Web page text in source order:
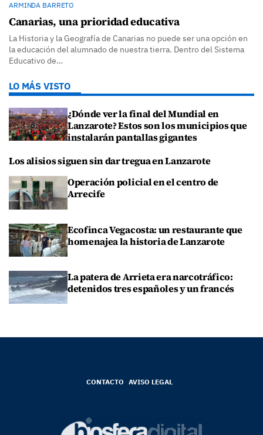
ARMINDA BARRETO
Canarias, una prioridad educativa
La Historia y la Geografía de Canarias no puede ser una opción en
la educación del alumnado de nuestra tierra. Dentro del Sistema
Educativo de…
LO MÁS VISTO
¿Dónde ver la final del Mundial en
Lanzarote? Estos son los municipios que
instalarán pantallas gigantes
Los alisios siguen sin dar tregua en Lanzarote
Operación policial en el centro de
Arrecife
Ecofinca Vegacosta: un restaurante que
homenajea la historia de Lanzarote
La patera de Arrieta era narcotráfico:
detenidos tres españoles y un francés
CONTACTO AVISO LEGAL